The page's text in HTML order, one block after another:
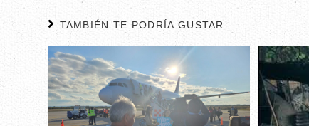
TAMBIÉN TE PODRÍA GUSTAR